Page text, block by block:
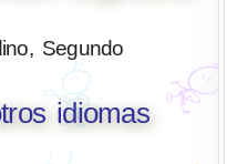
Segundo
idiomas